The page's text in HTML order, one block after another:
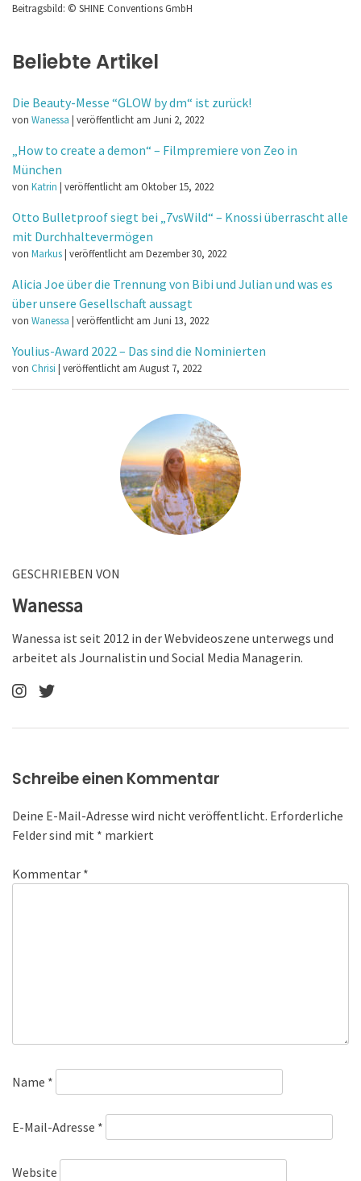
Beitragsbild: © SHINE Conventions GmbH
Beliebte Artikel
Die Beauty-Messe “GLOW by dm“ ist zurück!
von Wanessa | veröffentlicht am Juni 2, 2022
„How to create a demon“ – Filmpremiere von Zeo in
München
von Katrin | veröffentlicht am Oktober 15, 2022
Otto Bulletproof siegt bei „7vsWild“ – Knossi überrascht alle
mit Durchhaltevermögen
von Markus| veröffentlicht am Dezember 30, 2022
Alicia Joe über die Trennung von Bibi und Julian und was es
über unsere Gesellschaft aussagt
von Wanessa | veröffentlicht am Juni 13, 2022
Youlius-Award 2022 – Das sind die Nominierten
von Chrisi | veröffentlicht am August 7, 2022
GESCHRIEBEN VON
Wanessa
Wanessa ist seit 2012 in der Webvideoszene unterwegs und
arbeitet als Journalistin und Social Media Managerin.
Schreibe einen Kommentar
Deine E-Mail-Adresse wird nicht veröffentlicht. Erforderliche
Felder sind mit * markiert
Kommentar *
Name *
E-Mail-Adresse *
Website